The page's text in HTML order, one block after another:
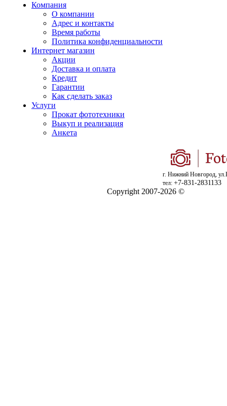
Компания
О компании
Адрес и контакты
Время работы
Политика конфиденциальности
Интернет магазин
Акции
Доставка и оплата
Кредит
Гарантии
Как сделать заказ
Услуги
Прокат фототехники
Выкуп и реализация
Анкета
г. Нижний Новгород,
тел: +7-831-2831133
Copyright 2007-2026 ©